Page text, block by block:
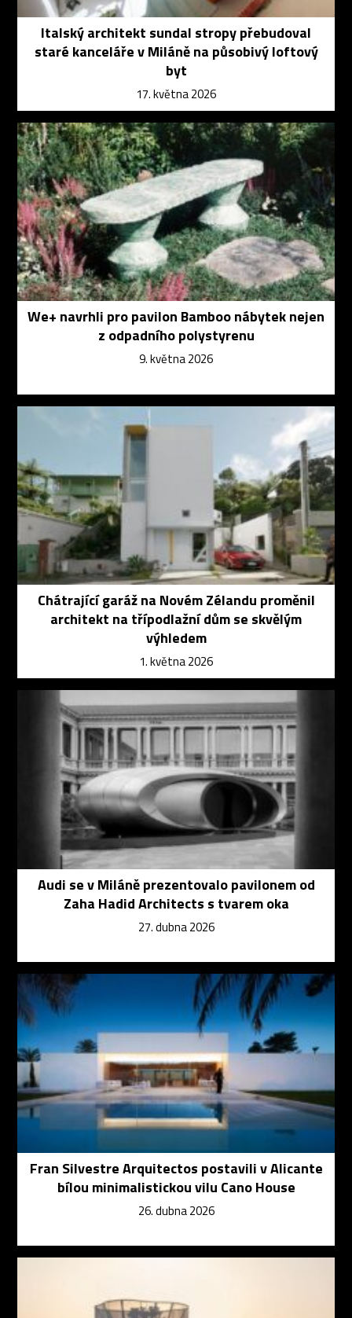
Italský architekt sundal stropy přebudoval
staré kanceláře v Miláně na působivý loftový
byt
17. května 2026
We+ navrhli pro pavilon Bamboo nábytek nejen
z odpadního polystyrenu
9. května 2026
Chátrající garáž na Novém Zélandu proměnil
architekt na třípodlažní dům se skvělým
výhledem
1. května 2026
Audi se v Miláně prezentovalo pavilonem od
Zaha Hadid Architects s tvarem oka
27. dubna 2026
Fran Silvestre Arquitectos postavili v Alicante
bílou minimalistickou vilu Cano House
26. dubna 2026